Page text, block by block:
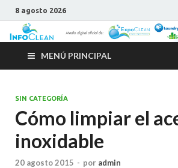
8 agosto 2026
MENÚ PRINCIPAL
SIN CATEGORÍA
Cómo limpiar el
inoxidable
20 agosto 2015 - por admin